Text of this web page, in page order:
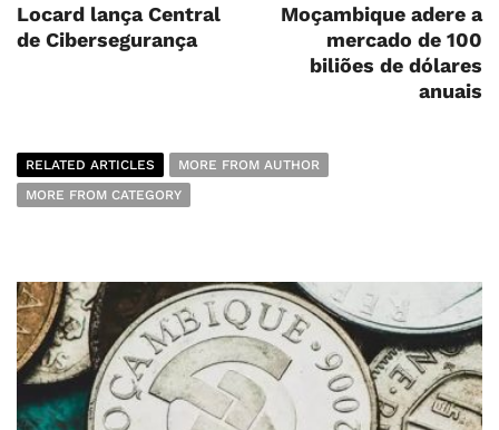
Locard lança Central
de Cibersegurança
Moçambique adere a
mercado de 100
biliões de dólares
anuais
RELATED ARTICLES
MORE FROM AUTHOR
MORE FROM CATEGORY